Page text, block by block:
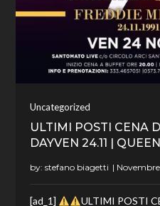
Uncategorized
ULTIMI POSTI CENA
DAYVEN 24.11 |
by:stefano biagetti
[ad_1] ULTIMI POSTI